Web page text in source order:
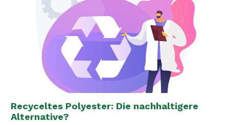
Recyceltes Polyester: Die nachhaltigere
Alternative?